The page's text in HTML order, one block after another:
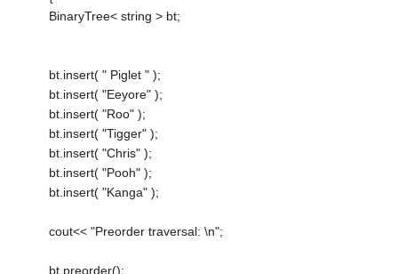
BinaryTree< string > bt;
bt.insert( " Piglet " );
bt.insert( "Eeyore" );
bt.insert( "Roo" );
bt.insert( "Tigger" );
bt.insert( "Chris" );
bt.insert( "Pooh" );
bt.insert( "Kanga" );
cout<< "Preorder traversal: \n";
bt.preorder();